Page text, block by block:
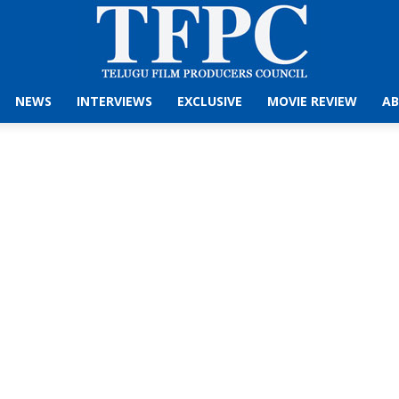
NEWS INTERVIEWS EXCLUSIVE MOVIE REVIEW